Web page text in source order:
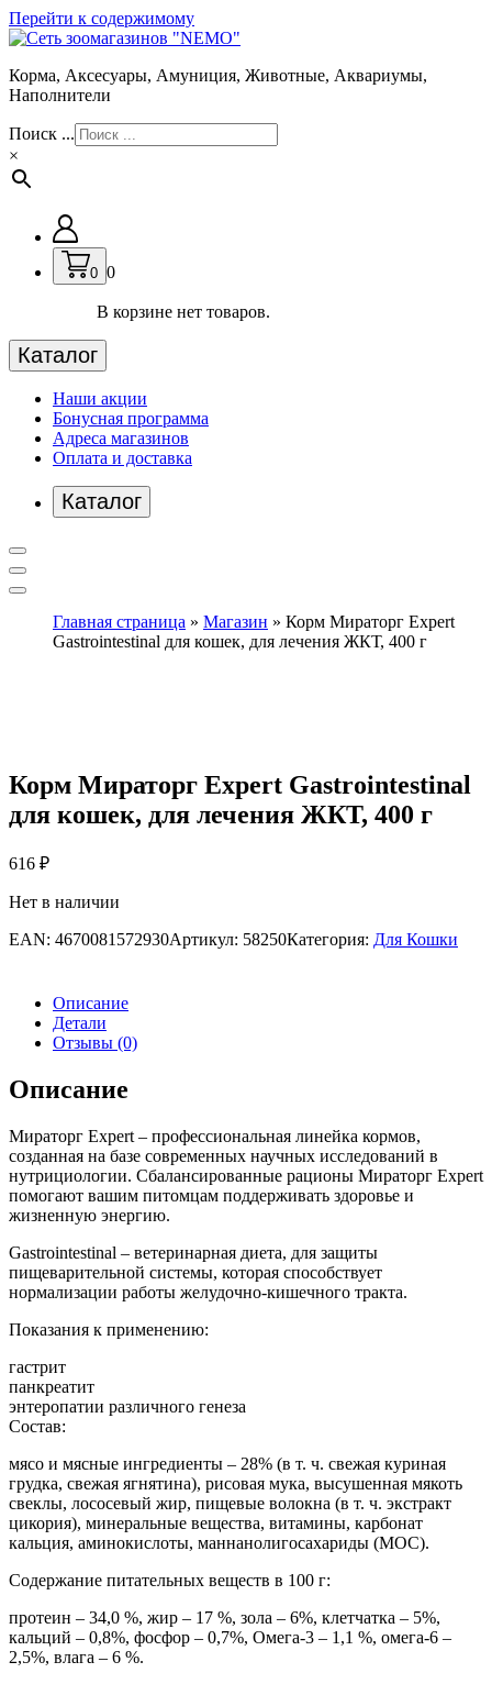
Перейти к содержимому
Корма, Аксесуары, Амуниция, Животные, Аквариумы,
Наполнители
Поиск ...
×
0 0
В корзине нет товаров.
Каталог
Наши акции
Бонусная программа
Адреса магазинов
Оплата и доставка
Каталог
Главная страница » Магазин » Корм Мираторг Expert
Gastrointestinal для кошек, для лечения ЖКТ, 400 г
Корм Мираторг Expert Gastrointestinal
для кошек, для лечения ЖКТ, 400 г
616 ₽
Нет в наличии
EAN: 4670081572930Артикул: 58250Категория: Для Кошки
Описание
Детали
Отзывы (0)
Описание
Мираторг Expert – профессиональная линейка кормов,
созданная на базе современных научных исследований в
нутрициологии. Сбалансированные рационы Мираторг Expert
помогают вашим питомцам поддерживать здоровье и
жизненную энергию.
Gastrointestinal – ветеринарная диета, для защиты
пищеварительной системы, которая способствует
нормализации работы желудочно-кишечного тракта.
Показания к применению:
гастрит
панкреатит
энтеропатии различного генеза
Состав:
мясо и мясные ингредиенты – 28% (в т. ч. свежая куриная
грудка, свежая ягнятина), рисовая мука, высушенная мякоть
свеклы, лососевый жир, пищевые волокна (в т. ч. экстракт
цикория), минеральные вещества, витамины, карбонат
кальция, аминокислоты, маннанолигосахариды (МОС).
Содержание питательных веществ в 100 г:
протеин – 34,0 %, жир – 17 %, зола – 6%, клетчатка – 5%,
кальций – 0,8%, фосфор – 0,7%, Омега-3 – 1,1 %, омега-6 –
2,5%, влага – 6 %.